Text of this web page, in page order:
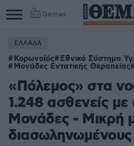
Games
ΕΛΛΑΔΑ
Κορωνοϊός Εθνικό Σύστημα
Μονάδες Εντατικής Θεραπείας
«Πόλεμος» στα
1.248 ασθενείς
Μονάδες - Μικρή
διασωληνωμένους